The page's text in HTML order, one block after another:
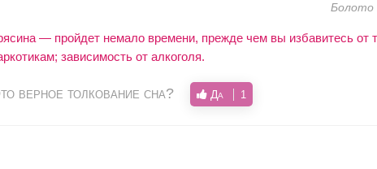
Болото
— пройдет немало времени, прежде чем вы избавитесь от
зависимость от алкоголя.
верное толкование сна? Да 1